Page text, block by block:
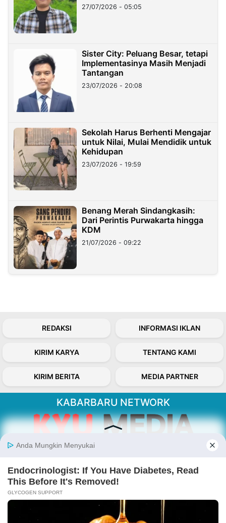
27/07/2026 - 05:05
Sister City: Peluang Besar, tetapi
Implementasinya Masih Menjadi
Tantangan
23/07/2026 - 20:08
Sekolah Harus Berhenti Mengajar
untuk Nilai, Mulai Mendidik untuk
Kehidupan
23/07/2026 - 19:59
Benang Merah Sindangkasih:
Dari Perintis Purwakarta hingga
KDM
21/07/2026 - 09:22
REDAKSI INFORMASI IKLAN
KIRIM KARYA TENTANG KAMI
KIRIM BERITA MEDIA PARTNER
KABARBARU NETWORK
Kabarbaru.co menyajikan berita aktual dan